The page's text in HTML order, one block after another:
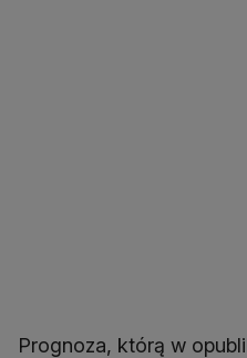
Prognoza, którą w